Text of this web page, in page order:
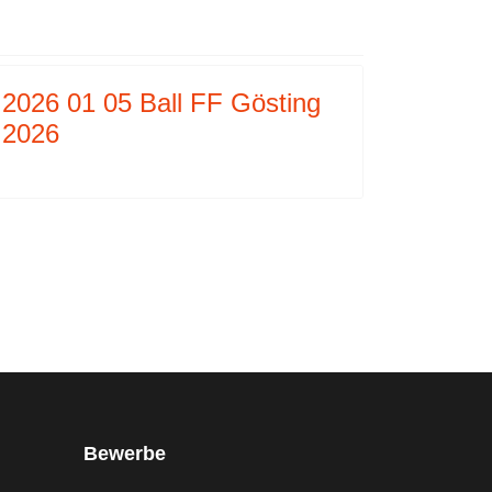
2026 01 05 Ball FF Gösting
2026
Bewerbe